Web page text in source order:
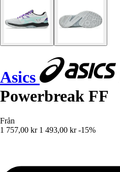
Asics
Powerbreak FF
Från
1 757,00 kr 1 493,00 kr -15%